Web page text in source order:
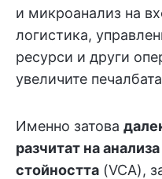
и микроанализ на
логистика,
ресурси и други
увеличите
Именно затова
разчитат на
стойността (VCA),